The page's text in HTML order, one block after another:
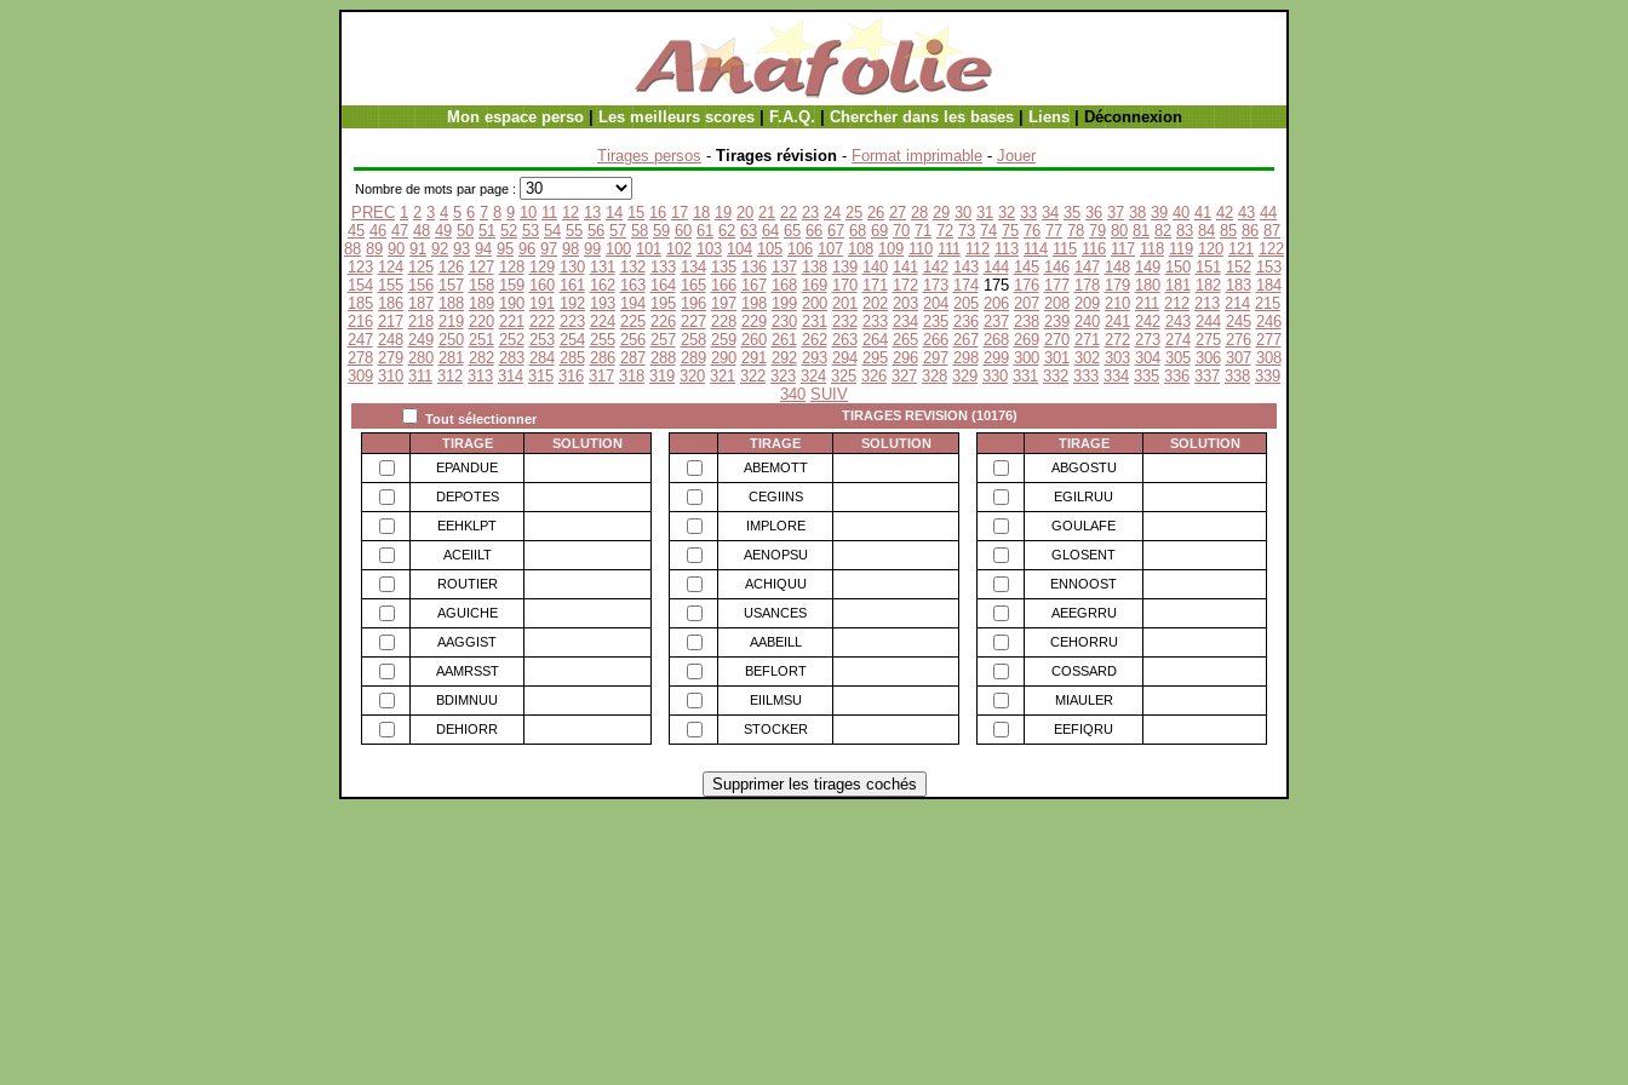
Mon espace perso| Les meilleurs scores| F.A.Q. Chercher dans les bases| Liens| Déconnexion
Tirages persos - Tirages révision - Format imprimable - Jouer
Nombre de mots par page :
PREC 1 2 3 4 5 6 7 8 9 10 11 12 13 14 15 16 17 18 19 20 21 22 23 24 25 26 27 28 29 30 31 32 33 34 35 36 37 38 39 40 41 42 43 44
45 46 47 48 49 50 51 52 53 54 55 56 57 58 59 60 61 62 63 64 65 66 67 68 69 70 71 72 73 74 75 76 77 78 79 80 81 82 83 84 85 86 87
88 89 90 91 92 93 94 95 96 97 98 99 100 101 102 103 104 105 106 107 108 109 110 111 112 113 114 115 116 117 118 119 120 121 122
123 124 125 126 127 128 129 130 131 132 133 134 135 136 137 138 139 140 141 142 143 144 145 146 147 148 149 150 151 152 153
154 155 156 157 158 159 160 161 162 163 164 165 166 167 168 169 170 171 172 173 174175 176 177 178 179 180 181 182 183 184
185 186 187 188 189 190 191 192 193 194 195 196 197 198 199 200 201 202 203 204 205 206 207 208 209 210 211 212 213 214 215
216 217 218 219 220 221 222 223 224 225 226 227 228 229 230 231 232 233 234 235 236 237 238 239 240 241 242 243 244 245 246
247 248 249 250 251 252 253 254 255 256 257 258 259 260 261 262 263 264 265 266 267 268 269 270 271 272 273 274 275 276 277
278 279 280 281 282 283 284 285 286 287 288 289 290 291 292 293 294 295 296 297 298 299 300 301 302 303 304 305 306 307 308
309 310 311 312 313 314 315 316 317 318 319 320 321 322 323 324 325 326 327 328 329 330 331 332 333 334 335 336 337 338 339
340 SUIV
Tout sélectionner
TIRAGES REVISION (10176)
TIRAGE
SOLUTION
EPANDUE
DEPOTES
EEHKLPT
ACEIILT
ROUTIER
AGUICHE
AAGGIST
AAMRSST
BDIMNUU
DEHIORR
TIRAGE
SOLUTION
ABEMOTT
CEGIINS
IMPLORE
AENOPSU
ACHIQUU
USANCES
AABEILL
BEFLORT
EIILMSU
STOCKER
TIRAGE
SOLUTION
ABGOSTU
EGILRUU
GOULAFE
GLOSENT
ENNOOST
AEEGRRU
CEHORRU
COSSARD
MIAULER
EEFIQRU